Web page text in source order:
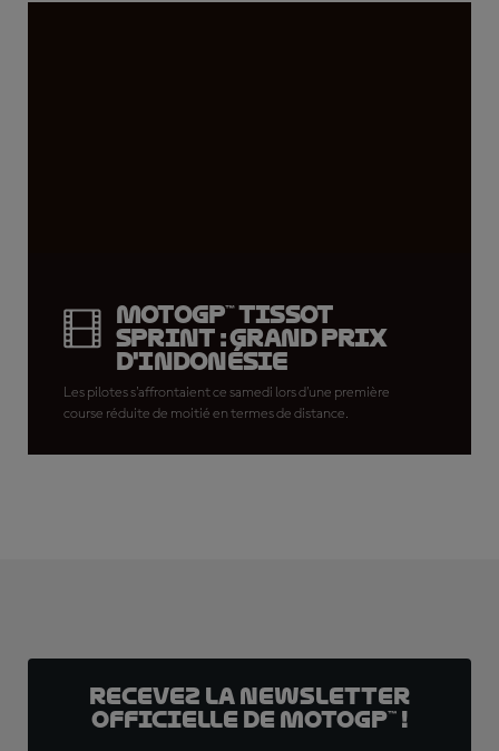
MotoGP™ Tissot
Sprint : Grand Prix
d'Indonésie
Les pilotes s'affrontaient ce samedi lors d'une première
course réduite de moitié en termes de distance.
Recevez la Newsletter
officielle de MotoGP™ !